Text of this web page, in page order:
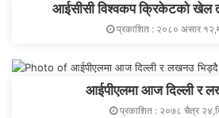
आईसीसी विश्वकप क्रिकेटको खेल
प्रकाशित : २०८० असार
आईपीएलमा आज दिल्ली र
प्रकाशित : २०७८ चैत्र